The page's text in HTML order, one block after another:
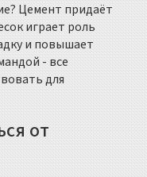
Цемент придаёт
играет роль
и повышает
- все
для
от